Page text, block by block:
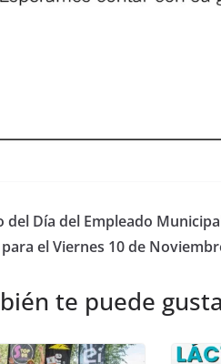
del Día del Empleado
el Viernes 10 de
te puede